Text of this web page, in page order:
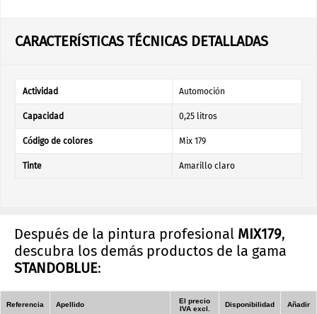
CARACTERÍSTICAS TÉCNICAS DETALLADAS
Actividad Automoción
Capacidad 0,25 litros
Código de colores Mix 179
Tinte Amarillo claro
Después de la pintura profesional MIX179,
descubra los demás productos de la gama
STANDOBLUE:
Referencia Apellido
El precio
IVA excl.
Disponibilidad Añadir